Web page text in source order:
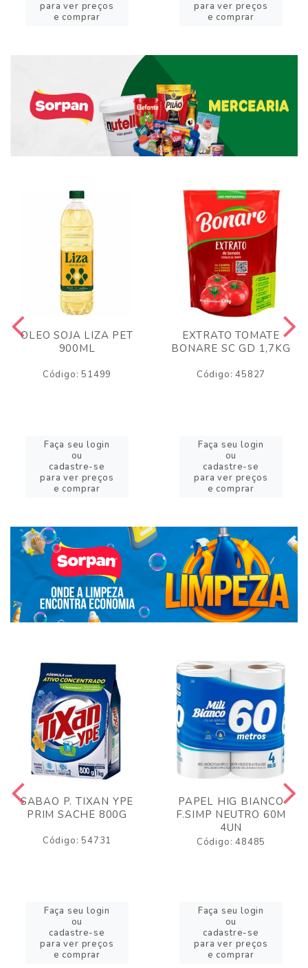
para ver preços
e comprar
para ver preços
e comprar
OLEO SOJA LIZA PET
900ML
Código: 51499
Faça seu login
ou
cadastre-se
para ver preços
e comprar
EXTRATO TOMATE
BONARE SC GD 1,7KG
Código: 45827
Faça seu login
ou
cadastre-se
para ver preços
e comprar
SABAO P. TIXAN YPE
PRIM SACHE 800G
Código: 54731
Faça seu login
ou
cadastre-se
para ver preços
e comprar
PAPEL HIG BIANCO
F.SIMP NEUTRO 60M
4UN
Código: 48485
Faça seu login
ou
cadastre-se
para ver preços
e comprar